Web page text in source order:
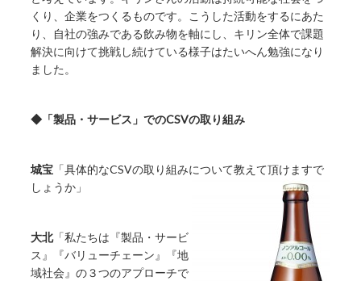
くり、企業をつくるものです。こうした活動をするにあた
り、自社の強みである飲み物を軸にし、キリン全体で課題
解決に向けて挑戦し続けている様子はたいへん勉強になり
ました。
◆「製品・サービス」でのCSVの取り組み
城宝 「具体的なCSVの取り組みについて教えて頂けますで
しょうか」
大北「私たちは『製品・サービ
ス』『バリューチェーン』『地
域社会』の３つのアプローチで